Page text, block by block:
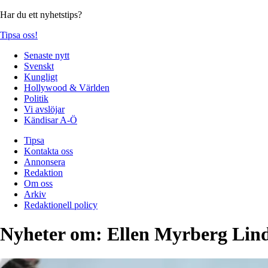
Har du ett nyhetstips?
Tipsa oss!
Senaste nytt
Svenskt
Kungligt
Hollywood & Världen
Politik
Vi avslöjar
Kändisar A-Ö
Tipsa
Kontakta oss
Annonsera
Redaktion
Om oss
Arkiv
Redaktionell policy
Nyheter om: Ellen Myrberg